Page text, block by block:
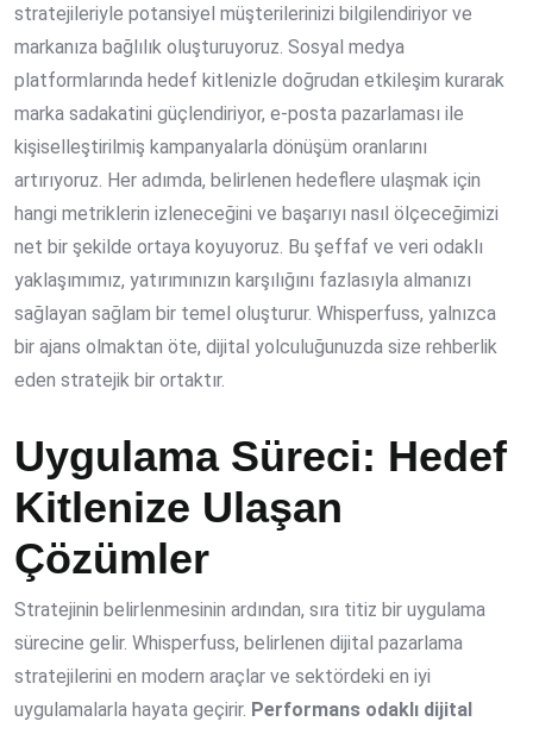
stratejileriyle potansiyel müşterilerinizi bilgilendiriyor ve
markanıza bağlılık oluşturuyoruz. Sosyal medya
platformlarında hedef kitlenizle doğrudan etkileşim kurarak
marka sadakatini güçlendiriyor, e-posta pazarlaması ile
kişiselleştirilmiş kampanyalarla dönüşüm oranlarını
artırıyoruz. Her adımda, belirlenen hedeflere ulaşmak için
hangi metriklerin izleneceğini ve başarıyı nasıl ölçeceğimizi
net bir şekilde ortaya koyuyoruz. Bu şeffaf ve veri odaklı
yaklaşımımız, yatırımınızın karşılığını fazlasıyla almanızı
sağlayan sağlam bir temel oluşturur. Whisperfuss, yalnızca
bir ajans olmaktan öte, dijital yolculuğunuzda size rehberlik
eden stratejik bir ortaktır.
Uygulama Süreci: Hedef
Kitlenize Ulaşan
Çözümler
Stratejinin belirlenmesinin ardından, sıra titiz bir uygulama
sürecine gelir. Whisperfuss, belirlenen dijital pazarlama
stratejilerini en modern araçlar ve sektördeki en iyi
uygulamalarla hayata geçirir. Performans odaklı dijital